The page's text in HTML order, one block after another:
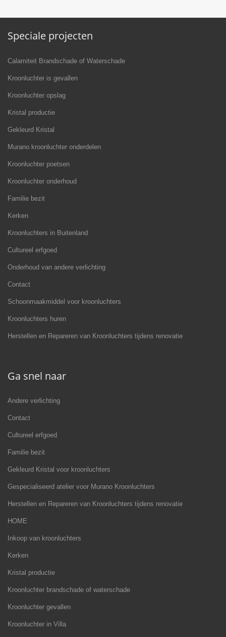
Speciale projecten
Calamiteit Brandschade of Waterschade
Kroonluchter is gevallen
Kroonluchter opslag
Kristal productie
Gekleurd Kristal
Murano kroonluchter onderdelen
Kroonluchter poetsen
Kroonluchter onderhoud
Familie bezit
Kerken
Kroonluchters in Buitenland
Cultureel erfgoed
Onderhoud van andere verlichting
Contact
Schoonmaakmiddel voor kroonluchters
Kroonluchters huren
Herstellen en Repareren van Kroonluchters tijdens renovatie
Ga snel naar
Andere verlichting
Contact
Cultureel erfgoed
Familie bezit
Gekleurd Kristal voor kroonluchters
Gespecialiseerd atelier voor Murano Kroonluchters
Herstellen en Repareren van Kroonluchters tijdens renovatie
HOME
Inkoop van kroonluchters
Kerken
Kristal productie
Kroonluchter brandschade of waterschade
Kroonluchter gevallen
Kroonluchter in Villa